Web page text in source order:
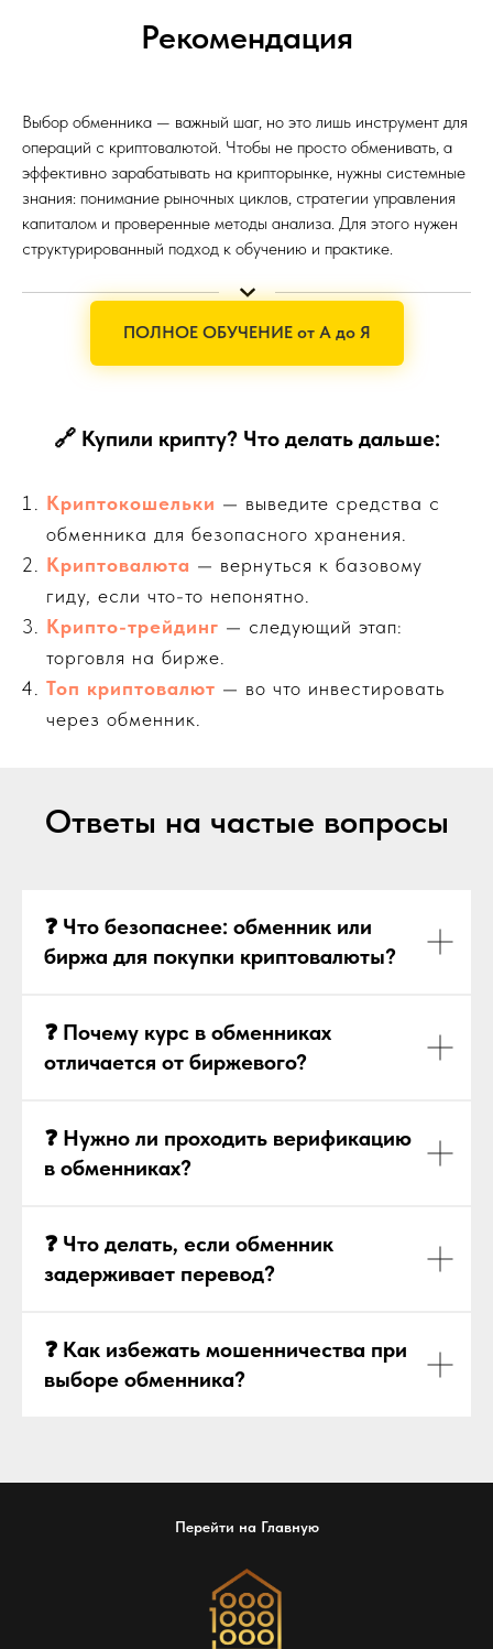
Рекомендация
Выбор обменника — важный шаг, но это лишь инструмент для
операций с криптовалютой. Чтобы не просто обменивать, а
эффективно зарабатывать на крипторынке, нужны системные
знания: понимание рыночных циклов, стратегии управления
капиталом и проверенные методы анализа. Для этого нужен
структурированный подход к обучению и практике.
ПОЛНОЕ ОБУЧЕНИЕ от А до Я
🔗 Купили крипту? Что делать дальше:
Криптокошельки — выведите средства с
обменника для безопасного хранения.
Криптовалюта — вернуться к базовому
гиду, если что-то непонятно.
Крипто-трейдинг — следующий этап:
торговля на бирже.
Топ криптовалют — во что инвестировать
через обменник.
Ответы на частые вопросы
❓ Что безопаснее: обменник или
биржа для покупки криптовалюты?
❓ Почему курс в обменниках
отличается от биржевого?
❓ Нужно ли проходить верификацию
в обменниках?
❓ Что делать, если обменник
задерживает перевод?
❓ Как избежать мошенничества при
выборе обменника?
Перейти на Главную